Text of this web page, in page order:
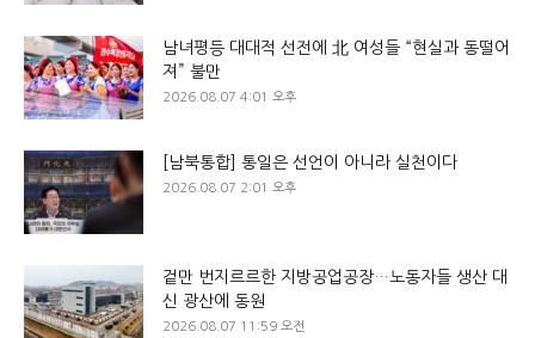
남녀평등 대대적 선전에 北 여성들 “현실과 동떨어
져” 불만
2026.08.07 4:01 오후
[남북통합] 통일은 선언이 아니라 실천이다
2026.08.07 2:01 오후
겉만 번지르르한 지방공업공장…노동자들 생산 대
신 광산에 동원
2026.08.07 11:59 오전